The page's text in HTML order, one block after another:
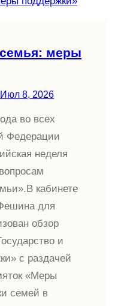
семья: меры
Июл 8, 2026
во всех
Федерации
неделя
кабинете
для
обзор
и
с раздачей
«Меры
семей в